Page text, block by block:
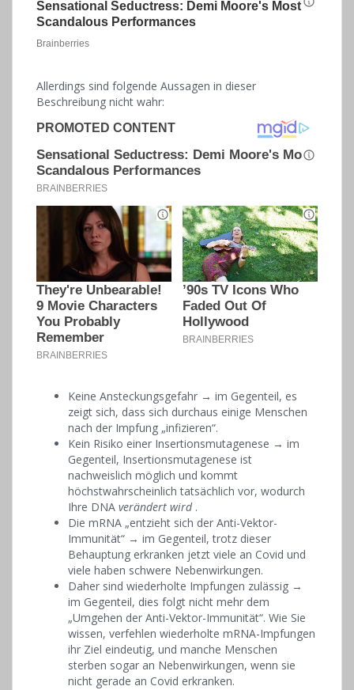
Allerdings sind folgende Aussagen in dieser
Beschreibung nicht wahr:
Keine Ansteckungsgefahr → im Gegenteil, es
zeigt sich, dass sich durchaus einige Menschen
nach der Impfung „infizieren“.
Kein Risiko einer Insertionsmutagenese → im
Gegenteil, Insertionsmutagenese ist
nachweislich möglich und kommt
höchstwahrscheinlich tatsächlich vor, wodurch
Ihre DNA verändert wird .
Die mRNA „entzieht sich der Anti-Vektor-
Immunität“ → im Gegenteil, trotz dieser
Behauptung erkranken jetzt viele an Covid und
viele haben schwere Nebenwirkungen.
Daher sind wiederholte Impfungen zulässig →
im Gegenteil, dies folgt nicht mehr dem
„Umgehen der Anti-Vektor-Immunität“. Wie Sie
wissen, verfehlen wiederholte mRNA-Impfungen
ihr Ziel eindeutig, und manche Menschen
sterben sogar an Nebenwirkungen, wenn sie
nicht gerade an Covid erkranken.